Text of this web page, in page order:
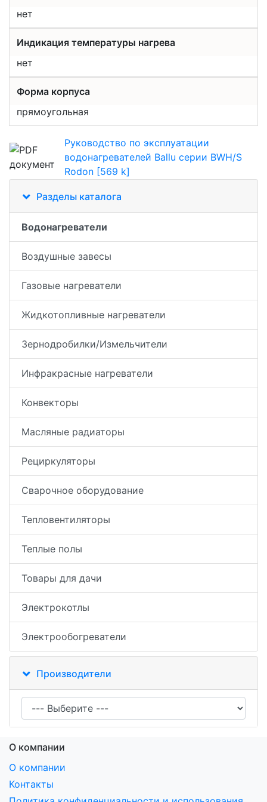
нет
Индикация температуры нагрева
нет
Форма корпуса
прямоугольная
Руководство по эксплуатации
водонагревателей Ballu серии BWH/S
Rodon [569 k]
Разделы каталога
Водонагреватели
Воздушные завесы
Газовые нагреватели
Жидкотопливные нагреватели
Зернодробилки/Измельчители
Инфракрасные нагреватели
Конвекторы
Масляные радиаторы
Рециркуляторы
Сварочное оборудование
Тепловентиляторы
Теплые полы
Товары для дачи
Электрокотлы
Электрообогреватели
Производители
О компании
О компании
Контакты